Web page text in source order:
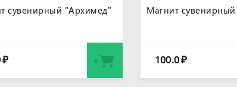
сувенирный "Архимед"
₽
Магнит
100.0₽